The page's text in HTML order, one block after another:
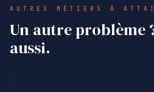
AUTRES MÉTIERS À
Un autre problème
aussi.